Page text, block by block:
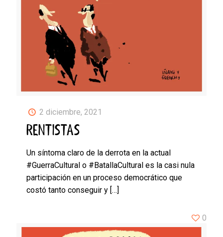
2 diciembre, 2021
RENTISTAS
Un síntoma claro de la derrota en la actual
#GuerraCultural o #BatallaCultural es la casi nula
participación en un proceso democrático que
costó tanto conseguir y […]
0